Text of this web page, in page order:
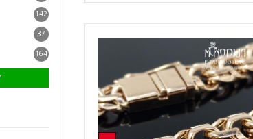
142
37
164